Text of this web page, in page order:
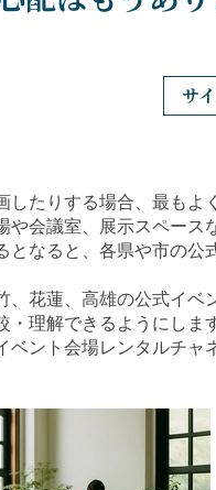
サ
したりする場合、最もよ
会議室、展示スペース
となると、各県や市の公
、花蓮、高雄の公式イベ
理解できるようにしま
ント会場レンタルチャ